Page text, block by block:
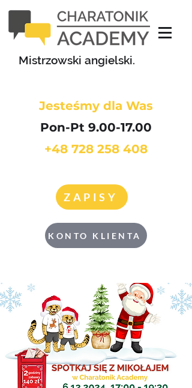
Jesteśmy dla Was
Pon-Pt 9.00-17.00
+48 728 258 408
KONTO KLIENTA
ZAPISY
Mistrzowski angielski.